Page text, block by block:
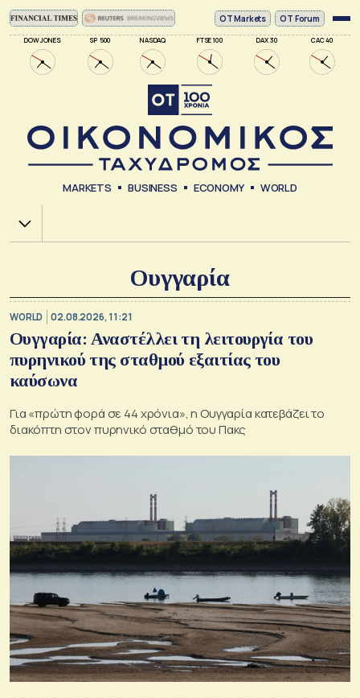
DOW JONES SP 500 NASDAQ FTSE 100 DAX 30 CAC 40
ΟΤ Markets OT Forum
MARKETS BUSINESS ECONOMY WORLD
Χ.Α.
Ουγγαρία
WORLD 02.08.2026, 11:21
Ουγγαρία: Αναστέλλει τη λειτουργία του
πυρηνικού της σταθμού εξαιτίας του
καύσωνα
Για «πρώτη φορά σε 44 χρόνια», η Ουγγαρία κατεβάζει το
διακόπτη στον πυρηνικό σταθμό του Πακς